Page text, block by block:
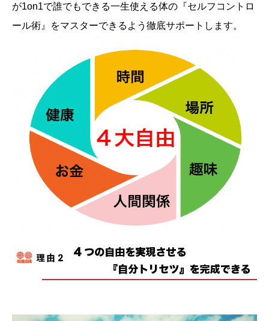
が1on1で誰でもできる一生使える体の『セルフコントロ
ール術』をマスターできるよう徹底サポートします。